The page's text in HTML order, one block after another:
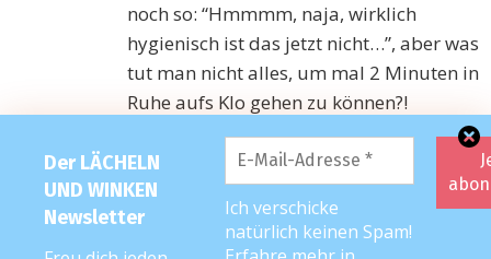
noch so: “Hmmmm, naja, wirklich
hygienisch ist das jetzt nicht…”, aber was
tut man nicht alles, um mal 2 Minuten in
Ruhe aufs Klo gehen zu können?!
Blöd nur, dass das Teil dann über ihren
Kopf rutschte und als Halskrause
hängen blieb.
Momentan guckte ich echt blöd, weil das
Teil einfach nicht mehr runterging, die
Der LÄCHELN
UND WINKEN
Newsletter
Ich verschicke
natürlich keinen Spam!